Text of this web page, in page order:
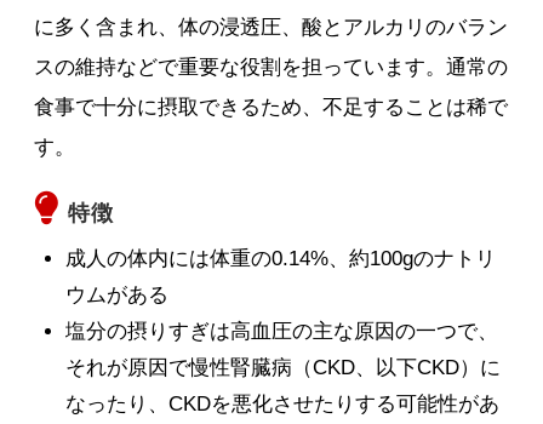
に多く含まれ、体の浸透圧、酸とアルカリのバラン
スの維持などで重要な役割を担っています。通常の
食事で十分に摂取できるため、不足することは稀で
す。
特徴
成人の体内には体重の0.14%、約100gのナトリ
ウムがある
塩分の摂りすぎは高血圧の主な原因の一つで、
それが原因で慢性腎臓病（CKD、以下CKD）に
なったり、CKDを悪化させたりする可能性があ